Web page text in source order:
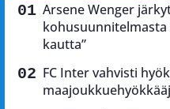
Arsene Wenger
kohusuunnitelmasta
kautta”
FC Inter vahvisti